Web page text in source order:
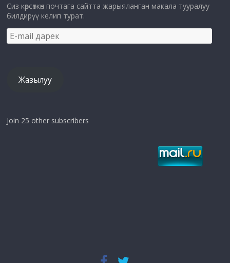
Сиз көрсөткөн почтага сайтта жарыяланган макала тууралуу
билдирүү келип турат.
E-
mail
Жазылуу
Join 25 other subscribers